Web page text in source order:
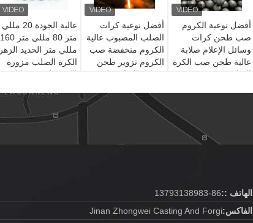
عالية الجودة 20 مللي
متر 80 مللي متر 160
مللي متر الحديد الزهر
الكرة الصلب مزورة
الكرة طحن وسائل
الزهر الكرة لطحن
المطاحن
أفضل نوعية كرات
الصلب المصبوب عالية
الكروم منخفضة صب
الكروم تزوير طحن
وسائل الإعلام طحن
أفضل نوعية الكروم
صب طحن كرات
وسائل الإعلام صلابة
عالية طحن صب الكرة
الصلب
الهاتف ::86-13793138983
الفاكس:Jinan Zhongwei Casting And Forgi